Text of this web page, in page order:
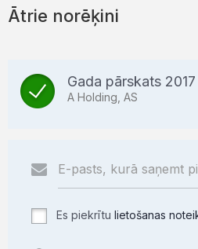
Ātrie norēķini
Gada pārskats 2017
A Holding, AS
Es piekrītu lietošanas